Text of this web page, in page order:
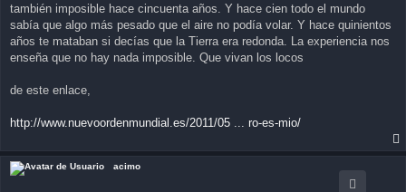
también imposible hace cincuenta años. Y hace cien todo el mundo
sabía que algo más pesado que el aire no podía volar. Y hace quinientos
años te mataban si decías que la Tierra era redonda. La experiencia nos
enseña que no hay nada imposible. Que vivan los locos
de este enlace,
http://www.nuevoordenmundial.es/2011/05 ... ro-es-mio/
acimo